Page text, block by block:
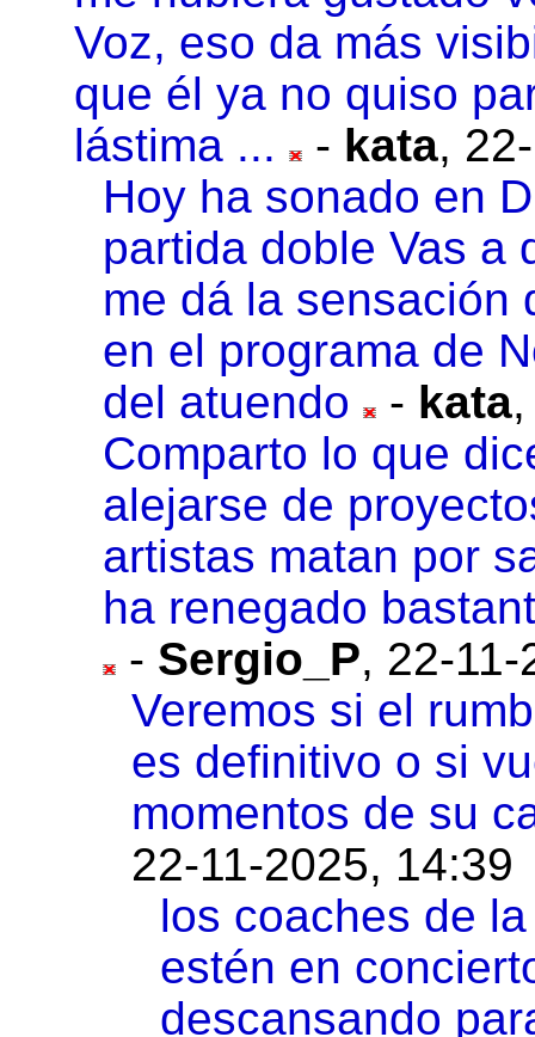
Voz, eso da más
que él ya no quiso
lástima ...
- kata,
Hoy ha sonado en
partida doble Vas a
me dá la sensación
en el programa de
del atuendo
- kata
Comparto lo que
alejarse de
artistas matan por
ha renegado
- Sergio_P, 22-
Veremos si el
es definitivo o si
momentos de su
22-11-2025, 14:39
los coaches de
estén en
descansando